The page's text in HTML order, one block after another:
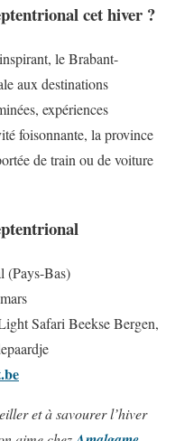
cet hiver ?
le Brabant-
aux destinations
expériences
foisonnante, la province
de train ou de voiture
(Pays-Bas)
Safari Beekse Bergen,
et à savourer l’hiver